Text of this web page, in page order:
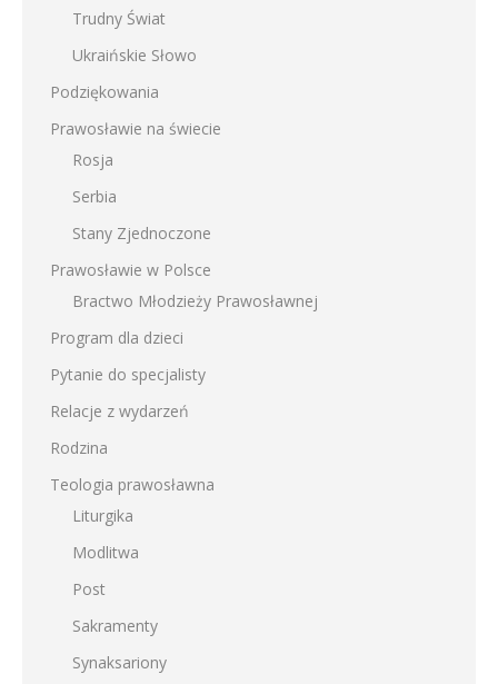
Trudny Świat
Ukraińskie Słowo
Podziękowania
Prawosławie na świecie
Rosja
Serbia
Stany Zjednoczone
Prawosławie w Polsce
Bractwo Młodzieży Prawosławnej
Program dla dzieci
Pytanie do specjalisty
Relacje z wydarzeń
Rodzina
Teologia prawosławna
Liturgika
Modlitwa
Post
Sakramenty
Synaksariony